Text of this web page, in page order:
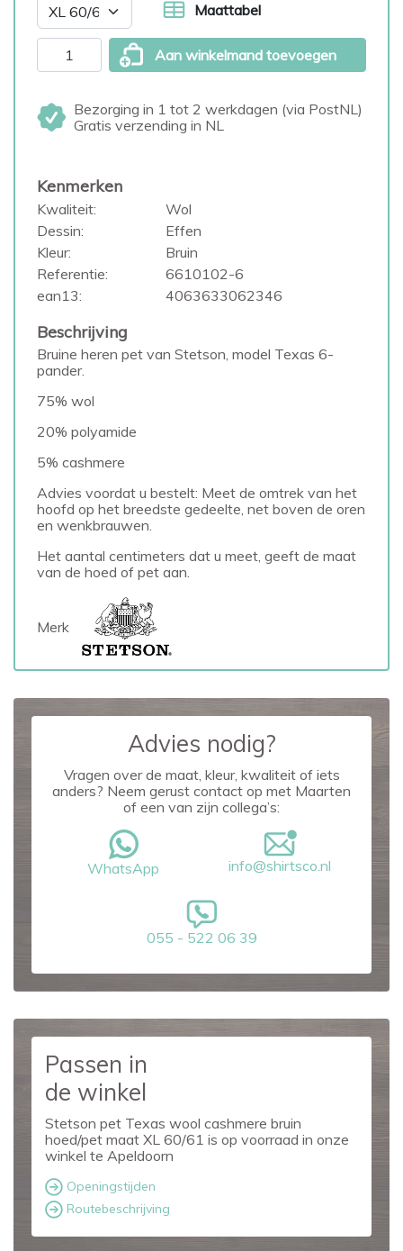
Maattabel
Aan winkelmand toevoegen
Bezorging in 1 tot 2 werkdagen (via PostNL)
Gratis verzending in NL
Kenmerken
Kwaliteit:
Wol
Dessin:
Effen
Kleur:
Bruin
Referentie:
6610102-6
ean13:
4063633062346
Beschrijving
Bruine heren pet van Stetson, model Texas 6-
pander.
75% wol
20% polyamide
5% cashmere
Advies voordat u bestelt: Meet de omtrek van het
hoofd op het breedste gedeelte, net boven de oren
en wenkbrauwen.
Het aantal centimeters dat u meet, geeft de maat
van de hoed of pet aan.
Merk
Advies nodig?
Vragen over de maat, kleur, kwaliteit of iets
anders? Neem gerust contact op met Maarten
of een van zijn collega’s:
WhatsApp info@shirtsco.nl
055 - 522 06 39
Passen in
de winkel
Stetson pet Texas wool cashmere bruin
hoed/pet maat XL 60/61 is op voorraad in onze
winkel te Apeldoorn
Openingstijden
Routebeschrijving